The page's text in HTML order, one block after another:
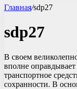
Главная/sdp27
sdp27
В своем
вполне
транспортное
сохранности. В